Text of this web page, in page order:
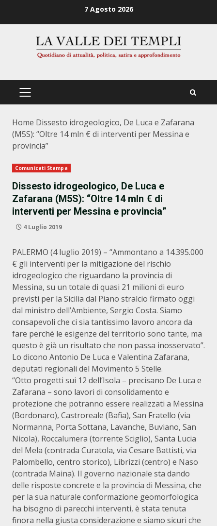
7 Agosto 2026
PRIMÄRES
Home Dissesto idrogeologico, De Luca e Zafarana
(M5S): “Oltre 14 mln € di interventi per Messina e
provincia”
Comunicati Stampa
Dissesto idrogeologico, De Luca e
Zafarana (M5S): “Oltre 14 mln € di
interventi per Messina e provincia”
4 Luglio 2019
PALERMO (4 luglio 2019) – “Ammontano a 14.395.000
€ gli interventi per la mitigazione del rischio
idrogeologico che riguardano la provincia di
Messina, su un totale di quasi 21 milioni di euro
previsti per la Sicilia dal Piano stralcio firmato oggi
dal ministro dell’Ambiente, Sergio Costa. Siamo
consapevoli che ci sia tantissimo lavoro ancora da
fare perché le esigenze del territorio sono tante, ma
questo è già un risultato che non passa inosservato”.
Lo dicono Antonio De Luca e Valentina Zafarana,
deputati regionali del Movimento 5 Stelle.
“Otto progetti sui 12 dell’Isola – precisano De Luca e
Zafarana – sono lavori di consolidamento e
protezione che potranno essere realizzati a Messina
(Bordonaro), Castroreale (Bafia), San Fratello (via
Normanna, Porta Sottana, Lavanche, Buviano, San
Nicola), Roccalumera (torrente Sciglio), Santa Lucia
del Mela (contrada Curatola, via Cesare Battisti, via
Palombello, centro storico), Librizzi (centro) e Naso
(contrada Maina). Il governo nazionale sta dando
delle risposte concrete e la provincia di Messina, che
per la sua naturale conformazione geomorfologica
ha bisogno di parecchi interventi, è stata tenuta
finora nella giusta considerazione e siamo sicuri che